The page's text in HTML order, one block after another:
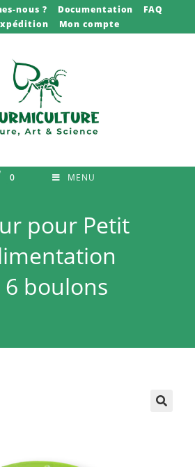
nous ? Documentation
FAQ
Mon compte
0 MENU
pour Petit
6 boulons